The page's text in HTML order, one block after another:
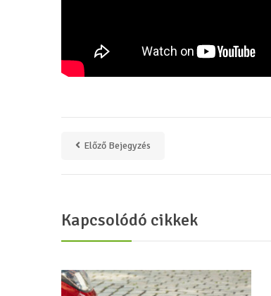
Előző Bejegyzés
Kapcsolódó cikkek